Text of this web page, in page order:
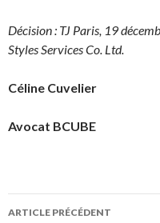
Décision : TJ Paris, 19
Styles Services Co. Ltd.
Céline Cuvelier
Avocat BCUBE
Navigation
ARTICLE PRÉCÉDENT